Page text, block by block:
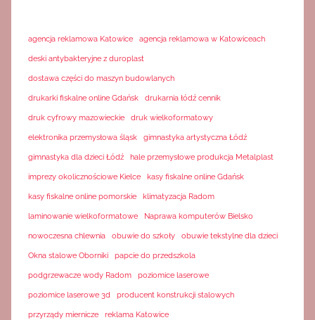
agencja reklamowa Katowice agencja reklamowa w Katowiceach
deski antybakteryjne z duroplast
dostawa części do maszyn budowlanych
drukarki fiskalne online Gdańsk drukarnia łódź cennik
druk cyfrowy mazowieckie druk wielkoformatowy
elektronika przemysłowa śląsk gimnastyka artystyczna Łódź
gimnastyka dla dzieci Łódź hale przemysłowe produkcja Metalplast
imprezy okolicznościowe Kielce kasy fiskalne online Gdańsk
kasy fiskalne online pomorskie klimatyzacja Radom
laminowanie wielkoformatowe Naprawa komputerów Bielsko
nowoczesna chlewnia obuwie do szkoły obuwie tekstylne dla dzieci
Okna stalowe Oborniki papcie do przedszkola
podgrzewacze wody Radom poziomice laserowe
poziomice laserowe 3d producent konstrukcji stalowych
przyrządy miernicze reklama Katowice